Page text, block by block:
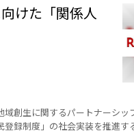
けた「関係人
創生に関するパートナーシッ
録制度」の社会実装を推進す